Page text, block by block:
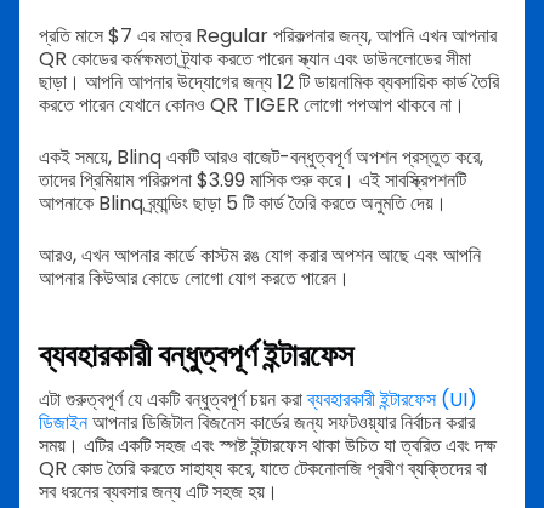
প্রতি মাসে $7 এর মাত্র Regular পরিকল্পনার জন্য, আপনি এখন আপনার
QR কোডের কর্মক্ষমতা ট্র্যাক করতে পারেন স্ক্যান এবং ডাউনলোডের সীমা
ছাড়া। আপনি আপনার উদ্যোগের জন্য 12 টি ডায়নামিক ব্যবসায়িক কার্ড তৈরি
করতে পারেন যেখানে কোনও QR TIGER লোগো পপআপ থাকবে না।
একই সময়ে, Blinq একটি আরও বাজেট-বন্ধুত্বপূর্ণ অপশন প্রস্তুত করে,
তাদের প্রিমিয়াম পরিকল্পনা $3.99 মাসিক শুরু করে। এই সাবস্ক্রিপশনটি
আপনাকে Blinq ব্র্যান্ডিং ছাড়া 5 টি কার্ড তৈরি করতে অনুমতি দেয়।
আরও, এখন আপনার কার্ডে কাস্টম রঙ যোগ করার অপশন আছে এবং আপনি
আপনার কিউআর কোডে লোগো যোগ করতে পারেন।
ব্যবহারকারী বন্ধুত্বপূর্ণ ইন্টারফেস
এটা গুরুত্বপূর্ণ যে একটি বন্ধুত্বপূর্ণ চয়ন করাব্যবহারকারী ইন্টারফেস (UI)
ডিজাইনআপনার ডিজিটাল বিজনেস কার্ডের জন্য সফটওয়্যার নির্বাচন করার
সময়। এটির একটি সহজ এবং স্পষ্ট ইন্টারফেস থাকা উচিত যা ত্বরিত এবং দক্ষ
QR কোড তৈরি করতে সাহায্য করে, যাতে টেকনোলজি প্রবীণ ব্যক্তিদের বা
সব ধরনের ব্যবসার জন্য এটি সহজ হয়।